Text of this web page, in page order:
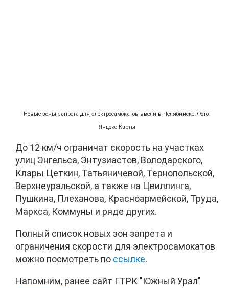
Новые зоны запрета для электросамокатов ввели в Челябинске. Фото:
Яндекс Карты
До 12 км/ч ограничат скорость на участках
улиц Энгельса, Энтузиастов, Володарского,
Клары Цеткин, Татьяничевой, Тернопольской,
Верхнеуральской, а также на Цвиллинга,
Пушкина, Плеханова, Красноармейской, Труда,
Маркса, Коммуны и ряде других.
Полный список новых зон запрета и
ограничения скорости для электросамокатов
можно посмотреть по ссылке.
Напомним, ранее сайт ГТРК "Южный Урал"